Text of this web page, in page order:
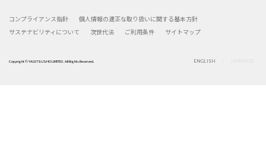
コンプライアンス指針
個人情報の適正な取り扱いに関する基本方針
サステナビリティについて
次世代法 ご利用条件 サイトマップ
Copyright © YAGI TSUSHO LIMITED. All Rights Reserved. ENGLISH